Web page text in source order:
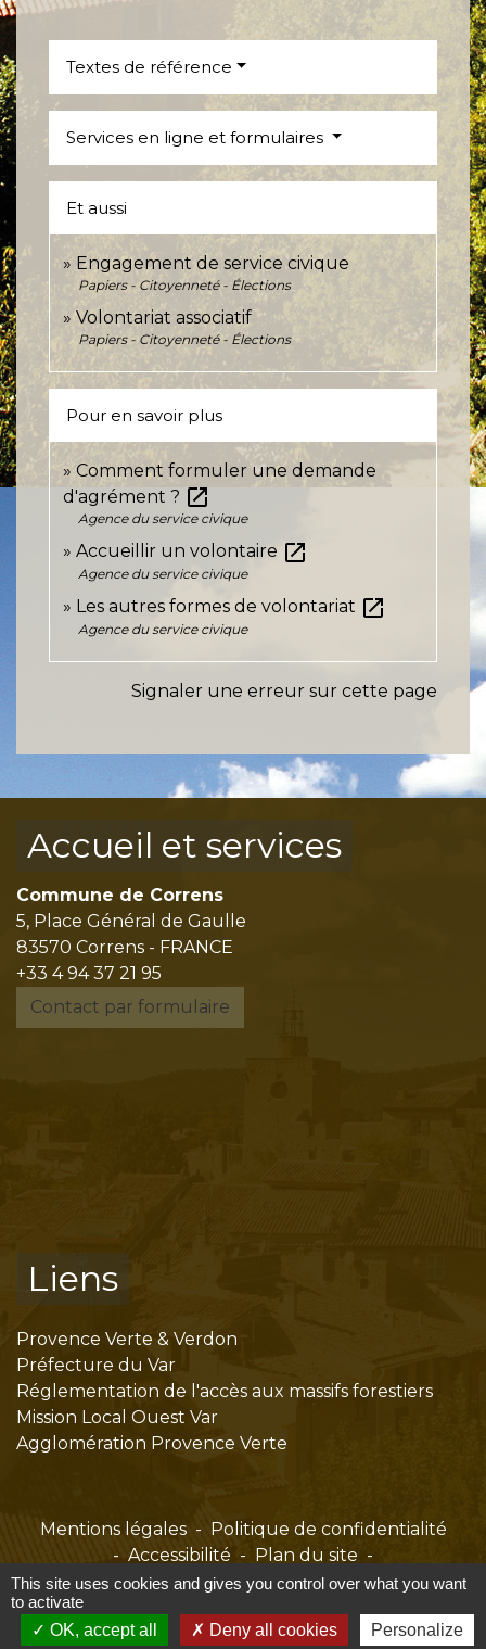
Textes de référence
Services en ligne et formulaires
Et aussi
Engagement de service civique
Papiers - Citoyenneté - Élections
Volontariat associatif
Papiers - Citoyenneté - Élections
Pour en savoir plus
Comment formuler une demande
d'agrément ? open_in_new
Agence du service civique
Accueillir un volontaire open_in_new
Agence du service civique
Les autres formes de volontariat open_in_new
Agence du service civique
Signaler une erreur sur cette page
Accueil et services
Commune de Correns
5, Place Général de Gaulle
83570 Correns - FRANCE
+33 4 94 37 21 95
Contact par formulaire
Liens
Provence Verte & Verdon
Préfecture du Var
Réglementation de l'accès aux massifs forestiers
Mission Local Ouest Var
Agglomération Provence Verte
Mentions légales - Politique de confidentialité
- Accessibilité - Plan du site -
Gestion des cookies
Site créé en partenariat avec Réseau des Communes
This site uses cookies and gives you control over what you want
to activate
OK, accept all
Deny all cookies Personalize